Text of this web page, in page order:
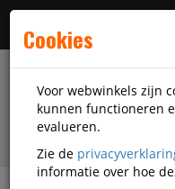
Cookies
Voor webwinkels zijn
kunnen functioneren
evalueren.
Zie de
informatie over hoe